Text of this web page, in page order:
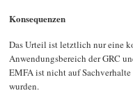
Konsequenzen
Das Urteil ist letztlich nur eine
Anwendungsbereich der GRC
EMFA ist nicht auf
wurden.